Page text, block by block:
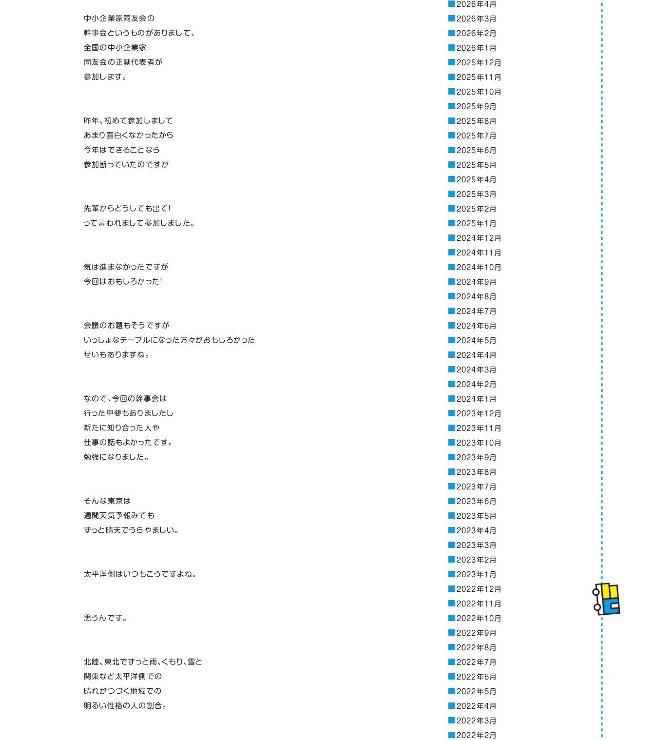
中小企業家同友会の
幹事会というものがありまして、
全国の中小企業家
同友会の正副代表者が
参加します。
昨年、初めて参加しまして
あまり面白くなかったから
今年はできることなら
参加断っていたのですが
先輩からどうしても出て！
って言われまして参加しました。
気は進まなかったですが
今回はおもしろかった！
会議のお題もそうですが
いっしょなテーブルになった方々がおもしろかった
せいもありますね。
なので、今回の幹事会は
行った甲斐もありましたし
新たに知り合った人や
仕事の話もよかったです。
勉強になりました。
そんな東京は
週間天気予報みても
ずっと晴天でうらやましい。
太平洋側はいつもこうですよね。
思うんです。
北陸、東北でずっと雨、くもり、雪と
関東など太平洋側での
晴れがつづく地域での
明るい性格の人の割合。
2026年4月
2026年3月
2026年2月
2026年1月
2025年12月
2025年11月
2025年10月
2025年9月
2025年8月
2025年7月
2025年6月
2025年5月
2025年4月
2025年3月
2025年2月
2025年1月
2024年12月
2024年11月
2024年10月
2024年9月
2024年8月
2024年7月
2024年6月
2024年5月
2024年4月
2024年3月
2024年2月
2024年1月
2023年12月
2023年11月
2023年10月
2023年9月
2023年8月
2023年7月
2023年6月
2023年5月
2023年4月
2023年3月
2023年2月
2023年1月
2022年12月
2022年11月
2022年10月
2022年9月
2022年8月
2022年7月
2022年6月
2022年5月
2022年4月
2022年3月
2022年2月